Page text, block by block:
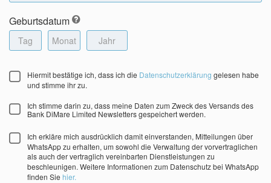
Geburtsdatum
Hiermit bestätige ich, dass ich die Datenschutzerklärung gelesen habe
und stimme ihr zu.
Ich stimme darin zu, dass meine Daten zum Zweck des Versands des
Bank DiMare Limited Newsletters gespeichert werden.
Ich erkläre mich ausdrücklich damit einverstanden, Mitteilungen über
WhatsApp zu erhalten, um sowohl die Verwaltung der vorvertraglichen
als auch der vertraglich vereinbarten Dienstleistungen zu
beschleunigen. Weitere Informationen zum Datenschutz bei WhatsApp
finden Sie hier.